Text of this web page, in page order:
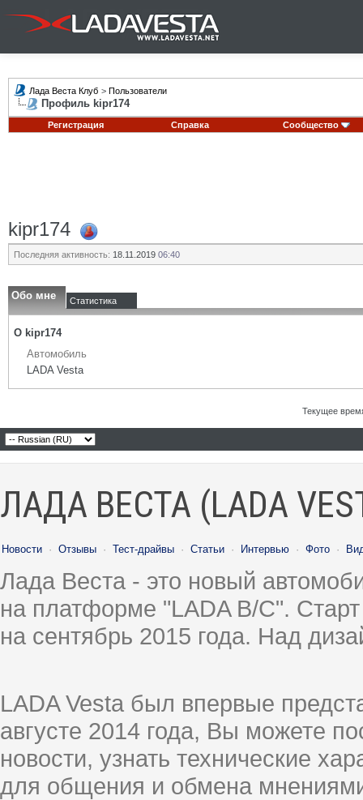
Лада Веста Клуб > Пользователи
Профиль kipr174
Регистрация Справка Сообщество
kipr174
Последняя активность: 18.11.2019 06:40
Обо мне Статистика
О kipr174
Автомобиль
LADA Vesta
Текущее
ЛАДА ВЕСТА (LADA
Новости · Отзывы · Тест-драйвы · Статьи · Интервью · Фото ·
Лада Веста - это новый
на платформе "LADA B/C".
на сентябрь 2015 года. Над
LADA Vesta был впервые
августе 2014 года, Вы можете
новости, узнать технические
для общения и обмена